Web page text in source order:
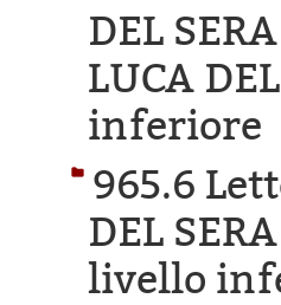
DEL
LUCA
inferiore
965.6
DEL
livello